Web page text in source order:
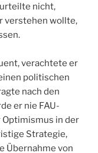
nicht,
verstehen wollte,
verachtete er
politischen
nach den
er nie FAU-
in der
Strategie,
Übernahme von